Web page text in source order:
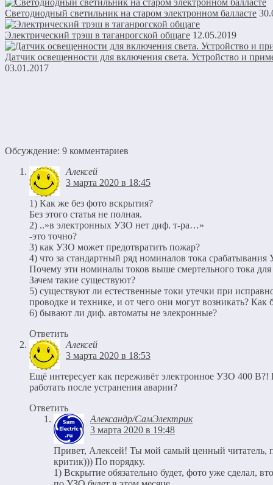
Светодиодный светильник на старом электронном балласте
Электрический трэш в таганрогской общаге 12.05.2019
Датчик освещенности для включения света. Устройство и
03.01.2017
Обсуждение: 9 комментариев
Алексей
3 марта 2020 в 18:45
1) Как же без фото вскрытия?
Без этого статья не полная.
2) ..»в электронных УЗО нет диф. т-ра…»
-это точно?
3) как УЗО может предотвратить пожар?
4) что за стандартный ряд номиналов тока срабатывания
Почему эти номиналы токов выше смертельного тока для
Зачем такие существуют?
5) существуют ли естественные токи утечки при
проводке и технике, и от чего они могут возникать? Как
6) бывают ли диф. автоматы не элекронные?
Ответить
Алексей
3 марта 2020 в 18:53
Ещё интересует как переживёт электронное УЗО 400 В?!
работать после устранения аварии?
Ответить
Александр/СамЭлектрик
3 марта 2020 в 19:48
Привет, Алексей! Ты мой самый ценный читатель,
критик))) По порядку.
1) Вскрытие обязательно будет, фото уже сделал,